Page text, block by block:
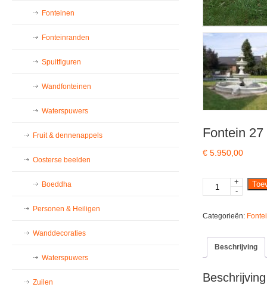
Fontein
€ 5.950,00
Fontein
27
101
aantal
+
-
Categorieën:
Beschrijving
Beschrijving
Fonteinen
Fonteinranden
Spuitfiguren
Wandfonteinen
Waterspuwers
Fruit & dennenappels
Oosterse beelden
Boeddha
Personen & Heiligen
Wanddecoraties
Waterspuwers
Zuilen